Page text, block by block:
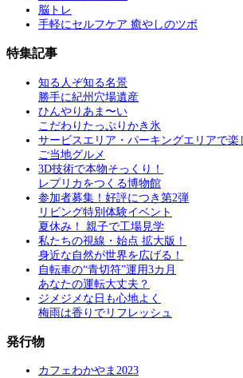
脳トレ
手軽にセルフケア 癒やしのツボ
特集記事
知る人ぞ知る名景
勝手に紀州穴場遺産
ひんやりあま〜い
こだわりたっぷりかき氷
サービスエリア・パーキングエリアで楽
ご当地グルメ
3D技術で本物そっくり！
レプリカをつくる博物館
参加者募集！好評につき第2弾
リビング特別体験イベント
夏休み！ 親子で工場見学
私たちの視線・始点 拡大版！
身近な自然が世界を広げる！
自転車の“青切符”運用3カ月
あなたの運転大丈夫？
ジメジメな日も心地よく
梅雨は香りでリフレッシュ
発行物
カフェわかやま2023